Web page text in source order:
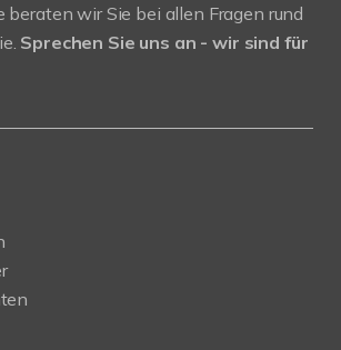
beraten wir Sie bei allen Fragen rund
Sprechen Sie uns an - wir sind für